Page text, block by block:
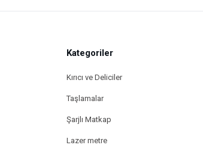
Kategoriler
Kırıcı ve Deliciler
Taşlamalar
Şarjlı Matkap
Lazer metre